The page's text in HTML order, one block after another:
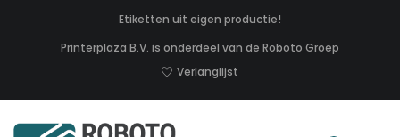
Etiketten uit eigen productie!
Printerplaza B.V. is onderdeel van de Roboto Groep
Verlanglijst